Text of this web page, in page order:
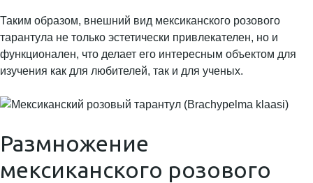
Таким образом, внешний вид мексиканского розового
тарантула не только эстетически привлекателен, но и
функционален, что делает его интересным объектом для
изучения как для любителей, так и для ученых.
Размножение
мексиканского розового